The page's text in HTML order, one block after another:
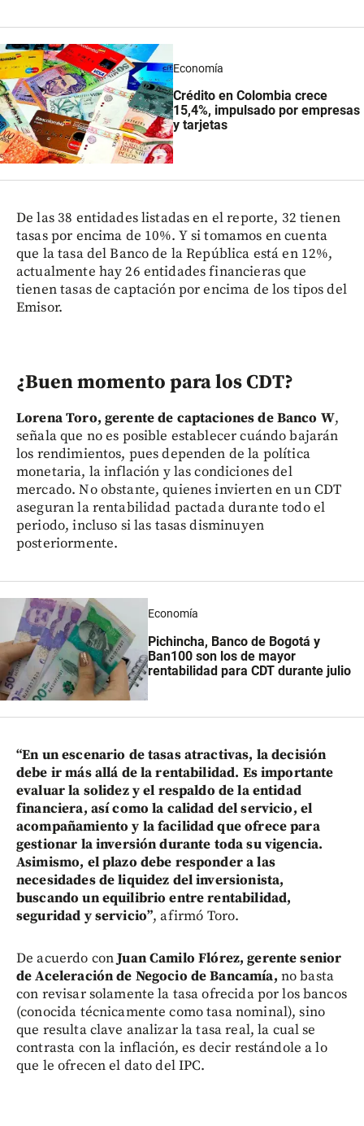
Economía
Crédito en Colombia crece
15,4%, impulsado por empresas
y tarjetas
De las 38 entidades listadas en el reporte, 32 tienen
tasas por encima de 10%. Y si tomamos en cuenta
que la tasa del Banco de la República está en 12%,
actualmente hay 26 entidades financieras que
tienen tasas de captación por encima de los tipos del
Emisor.
¿Buen momento para los CDT?
Lorena Toro, gerente de captaciones de Banco W,
señala que no es posible establecer cuándo bajarán
los rendimientos, pues dependen de la política
monetaria, la inflación y las condiciones del
mercado. No obstante, quienes invierten en un CDT
aseguran la rentabilidad pactada durante todo el
periodo, incluso si las tasas disminuyen
posteriormente.
Economía
Pichincha, Banco de Bogotá y
Ban100 son los de mayor
rentabilidad para CDT durante julio
“En un escenario de tasas atractivas, la decisión
debe ir más allá de la rentabilidad. Es importante
evaluar la solidez y el respaldo de la entidad
financiera, así como la calidad del servicio, el
acompañamiento y la facilidad que ofrece para
gestionar la inversión durante toda su vigencia.
Asimismo, el plazo debe responder a las
necesidades de liquidez del inversionista,
buscando un equilibrio entre rentabilidad,
seguridad y servicio”, afirmó Toro.
De acuerdo conJuan Camilo Flórez, gerente senior
de Aceleración de Negocio de Bancamía, no basta
con revisar solamente la tasa ofrecida por los bancos
(conocida técnicamente como tasa nominal), sino
que resulta clave analizar la tasa real, la cual se
contrasta con la inflación, es decir restándole a lo
que le ofrecen el dato del IPC.